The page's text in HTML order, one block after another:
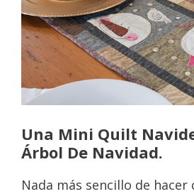
Una Mini Quilt
Árbol De Navidad.
Nada más sencillo de